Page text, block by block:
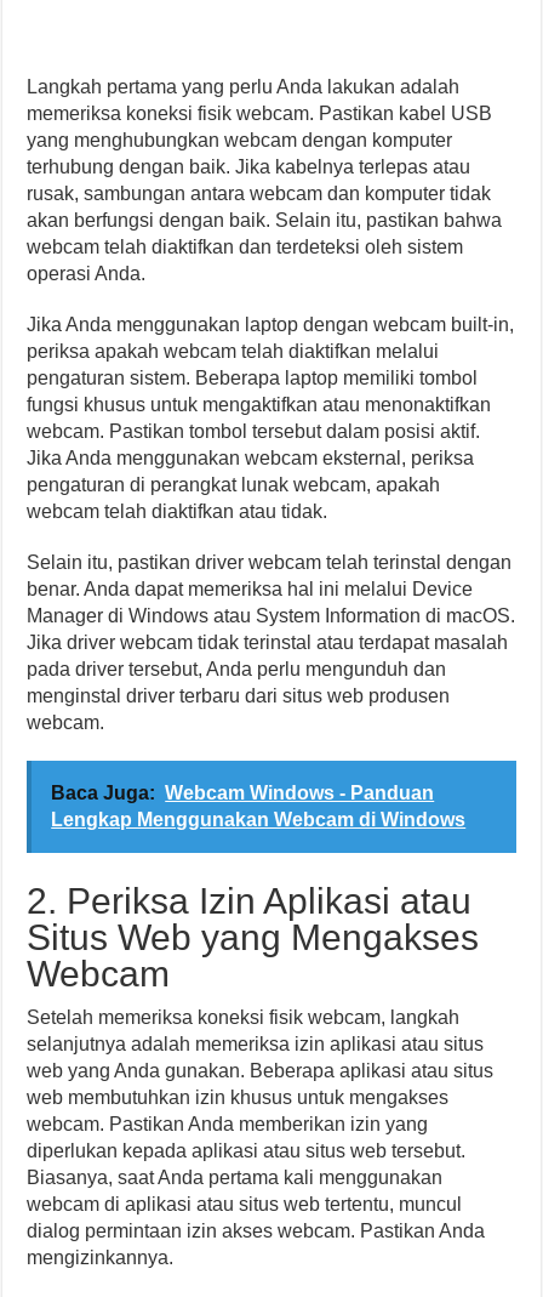
Langkah pertama yang perlu Anda lakukan adalah
memeriksa koneksi fisik webcam. Pastikan kabel USB
yang menghubungkan webcam dengan komputer
terhubung dengan baik. Jika kabelnya terlepas atau
rusak, sambungan antara webcam dan komputer tidak
akan berfungsi dengan baik. Selain itu, pastikan bahwa
webcam telah diaktifkan dan terdeteksi oleh sistem
operasi Anda.
Jika Anda menggunakan laptop dengan webcam built-in,
periksa apakah webcam telah diaktifkan melalui
pengaturan sistem. Beberapa laptop memiliki tombol
fungsi khusus untuk mengaktifkan atau menonaktifkan
webcam. Pastikan tombol tersebut dalam posisi aktif.
Jika Anda menggunakan webcam eksternal, periksa
pengaturan di perangkat lunak webcam, apakah
webcam telah diaktifkan atau tidak.
Selain itu, pastikan driver webcam telah terinstal dengan
benar. Anda dapat memeriksa hal ini melalui Device
Manager di Windows atau System Information di macOS.
Jika driver webcam tidak terinstal atau terdapat masalah
pada driver tersebut, Anda perlu mengunduh dan
menginstal driver terbaru dari situs web produsen
webcam.
Baca Juga: Webcam Windows - Panduan
Lengkap Menggunakan Webcam di Windows
2. Periksa Izin Aplikasi atau
Situs Web yang Mengakses
Webcam
Setelah memeriksa koneksi fisik webcam, langkah
selanjutnya adalah memeriksa izin aplikasi atau situs
web yang Anda gunakan. Beberapa aplikasi atau situs
web membutuhkan izin khusus untuk mengakses
webcam. Pastikan Anda memberikan izin yang
diperlukan kepada aplikasi atau situs web tersebut.
Biasanya, saat Anda pertama kali menggunakan
webcam di aplikasi atau situs web tertentu, muncul
dialog permintaan izin akses webcam. Pastikan Anda
mengizinkannya.